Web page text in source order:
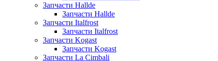
Запчасти Hallde
Запчасти Hallde
Запчасти Italfrost
Запчасти Italfrost
Запчасти Kogast
Запчасти Kogast
Запчасти La Cimbali